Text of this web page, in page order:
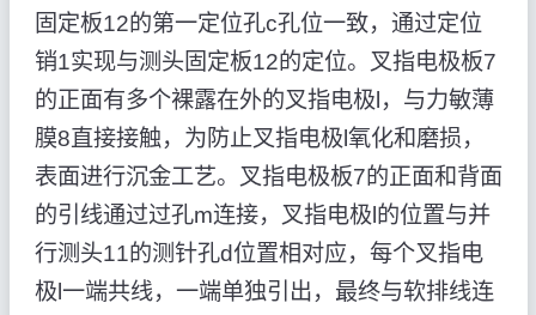
固定板12的第一定位孔c孔位一致，通过定位
销1实现与测头固定板12的定位。叉指电极板7
的正面有多个裸露在外的叉指电极l，与力敏薄
膜8直接接触，为防止叉指电极l氧化和磨损，
表面进行沉金工艺。叉指电极板7的正面和背面
的引线通过过孔m连接，叉指电极l的位置与并
行测头11的测针孔d位置相对应，每个叉指电
极l一端共线，一端单独引出，最终与软排线连